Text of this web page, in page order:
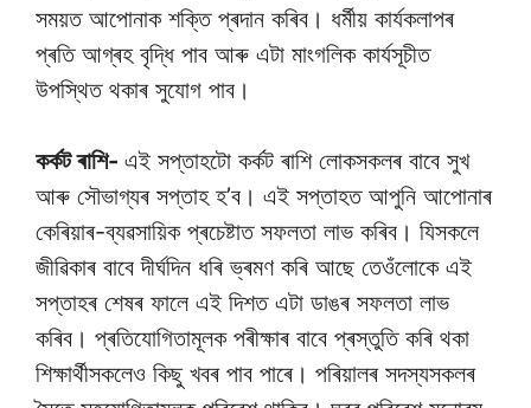
সময়ত আপোনাক শক্তি প্ৰদান কৰিব। ধৰ্মীয় কাৰ্যকলাপৰ
প্ৰতি আগ্ৰহ বৃদ্ধি পাব আৰু এটা মাংগলিক কাৰ্যসূচীত
উপস্থিত থকাৰ সুযোগ পাব।
কৰ্কট ৰাশি- এই সপ্তাহটো কৰ্কট ৰাশি লোকসকলৰ বাবে সুখ
আৰু সৌভাগ্যৰ সপ্তাহ হ’ব। এই সপ্তাহত আপুনি আপোনাৰ
কেৰিয়াৰ-ব্যৱসায়িক প্ৰচেষ্টাত সফলতা লাভ কৰিব। যিসকলে
জীৱিকাৰ বাবে দীৰ্ঘদিন ধৰি ভ্ৰমণ কৰি আছে তেওঁলোকে এই
সপ্তাহৰ শেষৰ ফালে এই দিশত এটা ডাঙৰ সফলতা লাভ
কৰিব। প্ৰতিযোগিতামূলক পৰীক্ষাৰ বাবে প্ৰস্তুতি কৰি থকা
শিক্ষাৰ্থীসকলেও কিছু খবৰ পাব পাৰে। পৰিয়ালৰ সদস্যসকলৰ